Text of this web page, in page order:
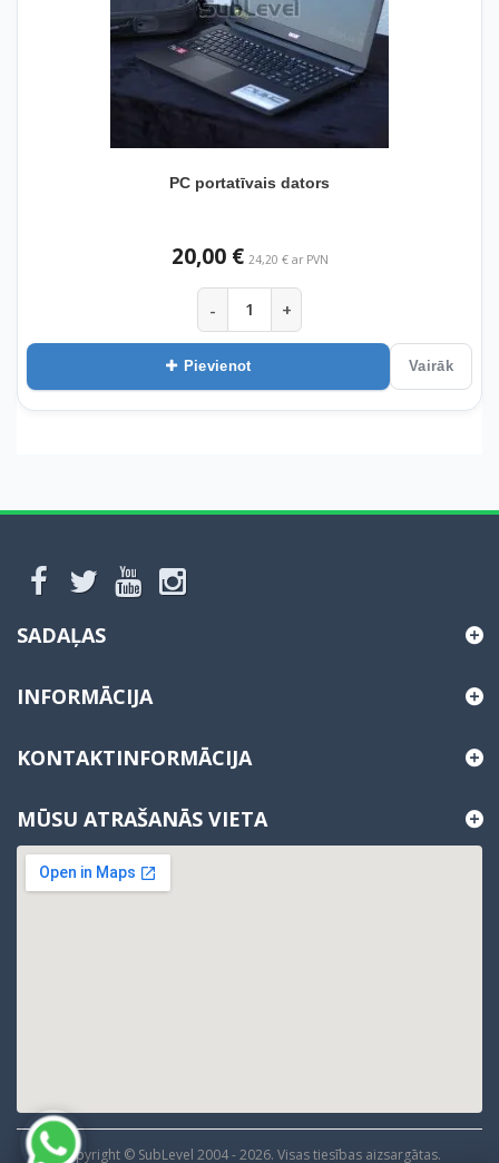
PC portatīvais dators
20,00 € 24,20 € ar PVN
- +
Pievienot Vairāk
SADAĻAS
INFORMĀCIJA
KONTAKTINFORMĀCIJA
MŪSU ATRAŠANĀS VIETA
Copyright © SubLevel 2004 -2026. Visas tiesības aizsargātas.